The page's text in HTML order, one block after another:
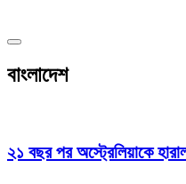
বাংলাদেশ
২১ বছর পর অস্ট্রেলিয়াকে